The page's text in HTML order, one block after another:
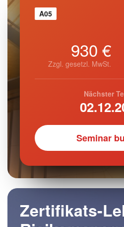
A05
930 €
Zzgl. gesetzl. MwSt.
Nächster
Seminar
Zertifikats-